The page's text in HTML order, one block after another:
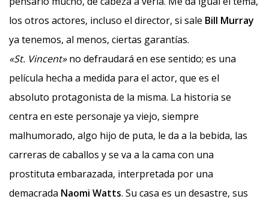
los otros actores, incluso el director, si sale Bill Murray
ya tenemos, al menos, ciertas garantías.
«St. Vincent»no defraudará en ese sentido; es una
película hecha a medida para el actor, que es el
absoluto protagonista de la misma. La historia se
centra en este personaje ya viejo, siempre
malhumorado, algo hijo de puta, le da a la bebida, las
carreras de caballos y se va a la cama con una
prostituta embarazada, interpretada por una
demacrada Naomi Watts. Su casa es un desastre, sus